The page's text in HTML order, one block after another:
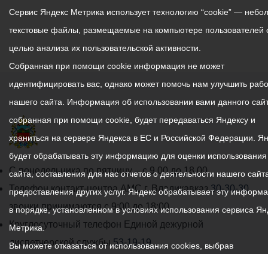
График
работы
администрации
местного
самоуправления
С понедельника по пятницу – с 9.00 до 18.00
Телефон контакт-центра АМС г. Владикавказ30-30-30
звонки принимаются с 9:00 до 18:00
Круглосуточный телефон Единой дежурной
диспетчерской службы53-19-19
Сервис Яндекс Метрика использует технологию “cookie” —
текстовые файлы, размещаемые на компьютере пользователей
целью анализа их пользовательской активности.
Собранная при помощи cookie информация не может
идентифицировать вас, однако может помочь нам улучшить
нашего сайта. Информация об использовании вами данного
собранная при помощи cookie, будет передаваться Яндексу и
храниться на сервере Яндекса в ЕС и Российской Федерации.
будет обрабатывать эту информацию для оценки
сайта, составления для нас отчетов о деятельности нашего
предоставления других услуг. Яндекс обрабатывает эту
в порядке, установленном в условиях использования сервиса
Метрика.
Вы можете отказаться от использования cookies, выбрав